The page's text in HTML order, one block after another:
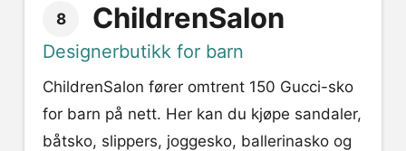
8 ChildrenSalon
Designerbutikk for barn
ChildrenSalon fører omtrent 150 Gucci-sko
for barn på nett. Her kan du kjøpe sandaler,
båtsko, slippers, joggesko, ballerinasko og